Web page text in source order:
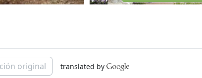
original translated by